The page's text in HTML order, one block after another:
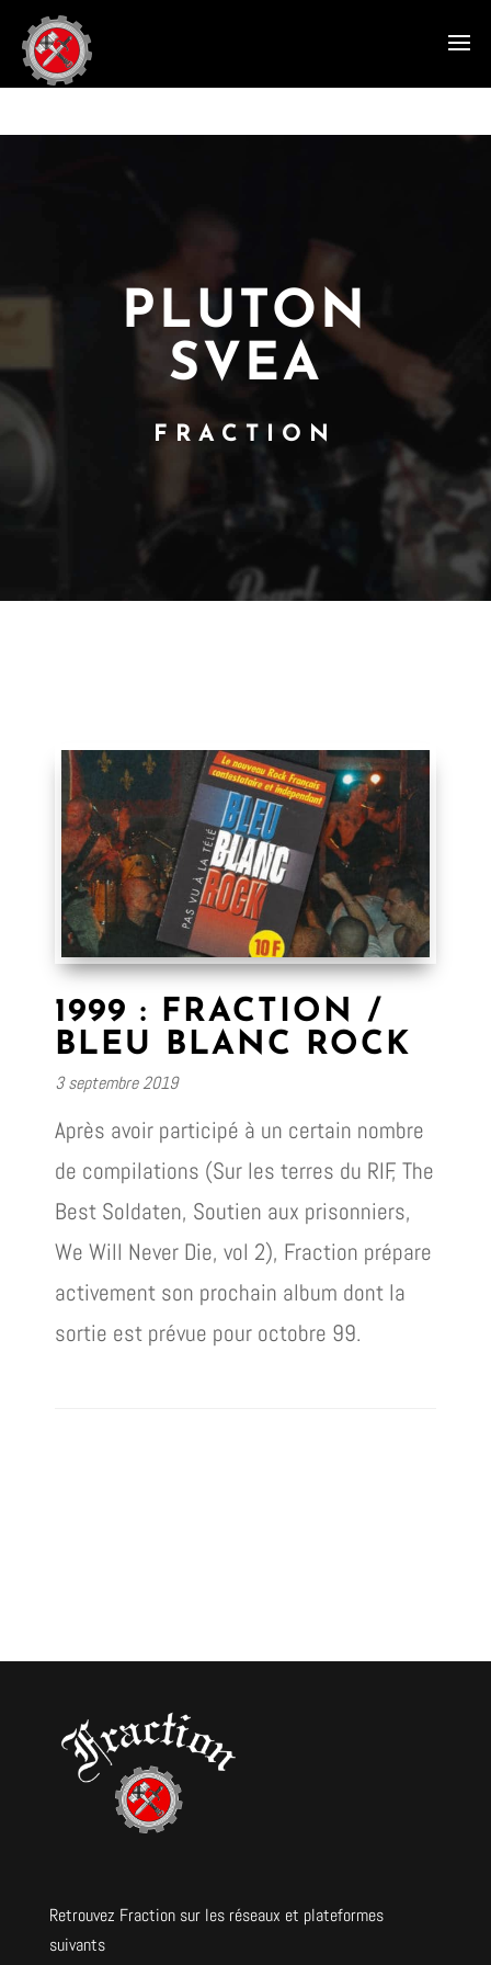
PLUTON
SVEA
FRACTION
1999 : FRACTION /
BLEU BLANC ROCK
3 septembre 2019
Après avoir participé à un certain nombre
de compilations (Sur les terres du RIF, The
Best Soldaten, Soutien aux prisonniers,
We Will Never Die, vol 2), Fraction prépare
activement son prochain album dont la
sortie est prévue pour octobre 99.
Retrouvez Fraction sur les réseaux et plateformes
suivants